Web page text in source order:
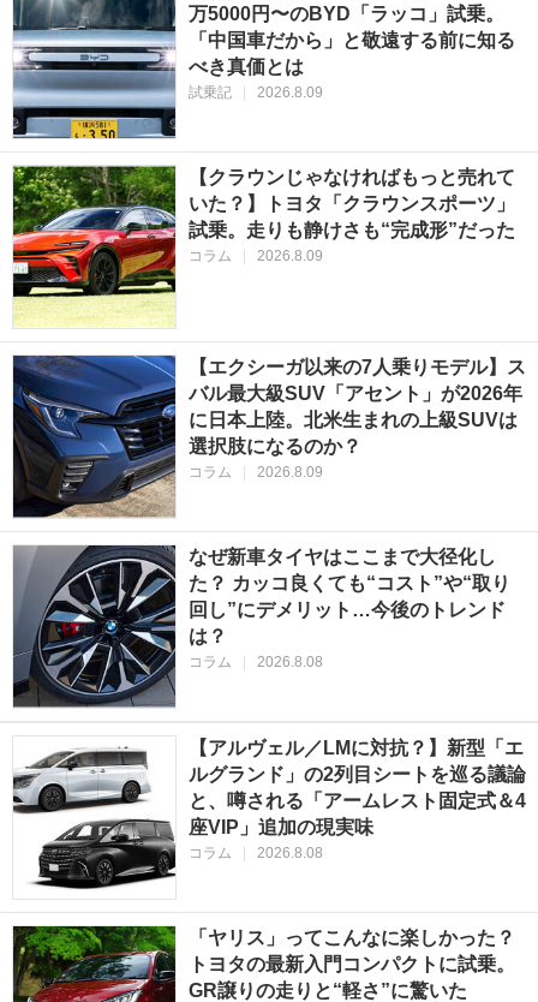
万5000円〜のBYD「ラッコ」試乗。
「中国車だから」と敬遠する前に知る
べき真価とは
試乗記 2026.8.09
【クラウンじゃなければもっと売れて
いた？】トヨタ「クラウンスポーツ」
試乗。走りも静けさも“完成形”だった
コラム 2026.8.09
【エクシーガ以来の7人乗りモデル】ス
バル最大級SUV「アセント」が2026年
に日本上陸。北米生まれの上級SUVは
選択肢になるのか？
コラム 2026.8.09
なぜ新車タイヤはここまで大径化し
た？ カッコ良くても“コスト”や“取り
回し”にデメリット…今後のトレンド
は？
コラム 2026.8.08
【アルヴェル／LMに対抗？】新型「エ
ルグランド」の2列目シートを巡る議論
と、噂される「アームレスト固定式＆4
座VIP」追加の現実味
コラム 2026.8.08
「ヤリス」ってこんなに楽しかった？
トヨタの最新入門コンパクトに試乗。
GR譲りの走りと“軽さ”に驚いた